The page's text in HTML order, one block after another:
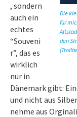
Die
für
den
, sondern
auch ein
echtes
“Souveni
r”, das es
wirklich
nur in
Dänemark gibt:
und nicht aus
nehme aus